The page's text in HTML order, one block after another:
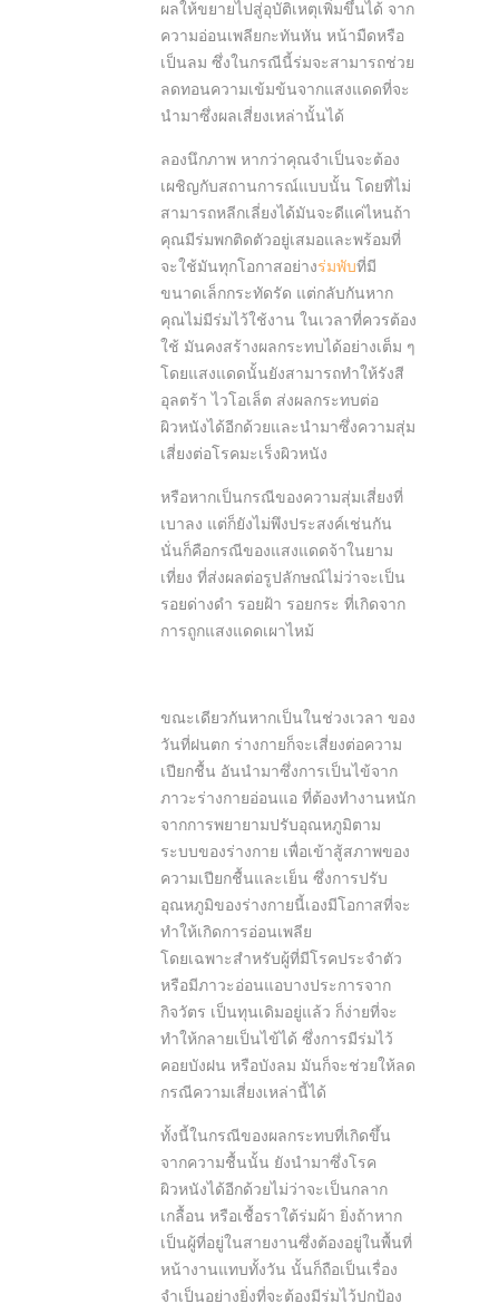
ผลให้ขยายไปสู่อุบัติเหตุเพิ่มขึ้นได้ จาก
ความอ่อนเพลียกะทันหัน หน้ามืดหรือ
เป็นลม ซึ่งในกรณีนี้ร่มจะสามารถช่วย
ลดทอนความเข้มข้นจากแสงแดดที่จะ
นำมาซึ่งผลเสี่ยงเหล่านั้นได้
ลองนึกภาพ หากว่าคุณจำเป็นจะต้อง
เผชิญกับสถานการณ์แบบนั้น โดยที่ไม่
สามารถหลีกเลี่ยงได้มันจะดีแค่ไหนถ้า
คุณมีร่มพกติดตัวอยู่เสมอและพร้อมที่
จะใช้มันทุกโอกาสอย่างร่มพับที่มี
ขนาดเล็กกระทัดรัด แต่กลับกันหาก
คุณไม่มีร่มไว้ใช้งาน ในเวลาที่ควรต้อง
ใช้ มันคงสร้างผลกระทบได้อย่างเต็ม ๆ
โดยแสงแดดนั้นยังสามารถทำให้รังสี
อุลตร้า ไวโอเล็ต ส่งผลกระทบต่อ
ผิวหนังได้อีกด้วยและนำมาซึ่งความสุ่ม
เสี่ยงต่อโรคมะเร็งผิวหนัง
หรือหากเป็นกรณีของความสุ่มเสี่ยงที่
เบาลง แต่ก็ยังไม่พึงประสงค์เช่นกัน
นั่นก็คือกรณีของแสงแดดจ้าในยาม
เที่ยง ที่ส่งผลต่อรูปลักษณ์ไม่ว่าจะเป็น
รอยด่างดำ รอยฝ้า รอยกระ ที่เกิดจาก
การถูกแสงแดดเผาไหม้
ขณะเดียวกันหากเป็นในช่วงเวลา ของ
วันที่ฝนตก ร่างกายก็จะเสี่ยงต่อความ
เปียกชื้น อันนำมาซึ่งการเป็นไข้จาก
ภาวะร่างกายอ่อนแอ ที่ต้องทำงานหนัก
จากการพยายามปรับอุณหภูมิตาม
ระบบของร่างกาย เพื่อเข้าสู้สภาพของ
ความเปียกชื้นและเย็น ซึ่งการปรับ
อุณหภูมิของร่างกายนี้เองมีโอกาสที่จะ
ทำให้เกิดการอ่อนเพลีย
โดยเฉพาะสำหรับผู้ที่มีโรคประจำตัว
หรือมีภาวะอ่อนแอบางประการจาก
กิจวัตร เป็นทุนเดิมอยู่แล้ว ก็ง่ายที่จะ
ทำให้กลายเป็นไข้ได้ ซึ่งการมีร่มไว้
คอยบังฝน หรือบังลม มันก็จะช่วยให้ลด
กรณีความเสี่ยงเหล่านี้ได้
ทั้งนี้ในกรณีของผลกระทบที่เกิดขึ้น
จากความชื้นนั้น ยังนำมาซึ่งโรค
ผิวหนังได้อีกด้วยไม่ว่าจะเป็นกลาก
เกลื้อน หรือเชื้อราใต้ร่มผ้า ยิ่งถ้าหาก
เป็นผู้ที่อยู่ในสายงานซึ่งต้องอยู่ในพื้นที่
หน้างานแทบทั้งวัน นั้นก็ถือเป็นเรื่อง
จำเป็นอย่างยิ่งที่จะต้องมีร่มไว้ปกป้อง